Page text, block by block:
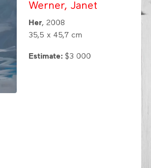
Werner, Janet
Her, 2008
35,5 x 45,7 cm
Estimate:$3 000